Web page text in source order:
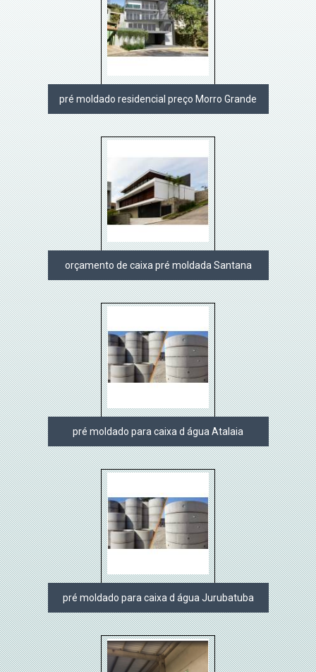
pré moldado residencial preço Morro Grande
orçamento de caixa pré moldada Santana
pré moldado para caixa d água Atalaia
pré moldado para caixa d água Jurubatuba